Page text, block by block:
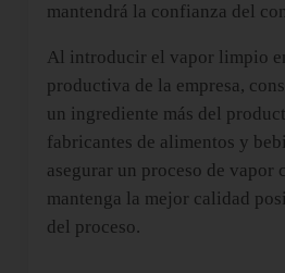
mantendrá la confianza del
Al introducir el vapor limpio
productiva de la empresa,
un ingrediente más del
fabricantes de alimentos y
asegurar un proceso de vapor
mantenga la mejor calidad
del proceso.